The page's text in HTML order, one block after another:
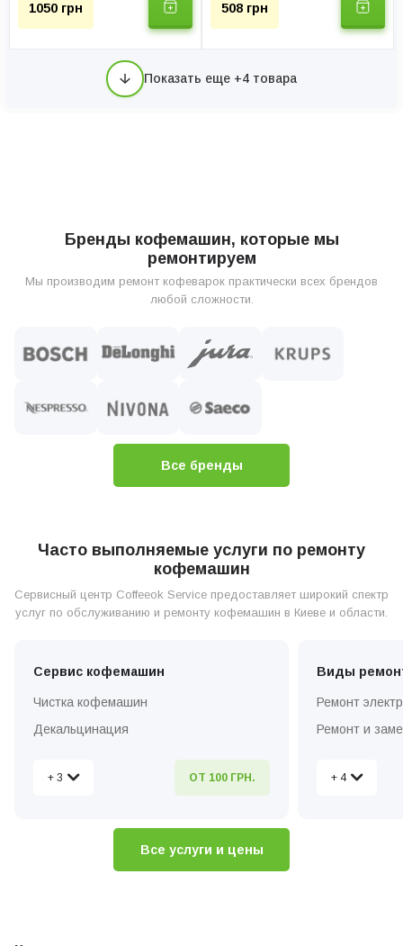
1050 грн 508 грн
Показать еще +4 товара
Бренды кофемашин, которые мы
ремонтируем
Мы производим ремонт кофеварок практически всех брендов
любой сложности.
Все бренды
Часто выполняемые услуги по ремонту
кофемашин
Сервисный центр Coffeeok Service предоставляет широкий спектр
услуг по обслуживанию и ремонту кофемашин в Киеве и области.
Сервис кофемашин
Чистка кофемашин
Декальцинация
Вызов мастера по ремонту на дом
+ 3 ОТ 100 ГРН.
Виды
Ремонт
Ремонт и
Ремонт
+ 4
Все услуги и цены